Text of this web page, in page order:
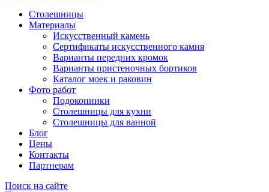
Столешницы
Материалы
Искусственный камень
Сертификаты искусственного камня
Варианты передних кромок
Варианты пристеночных бортиков
Каталог моек и раковин
Фото работ
Подоконники
Столешницы для кухни
Столешницы для ванной
Блог
Цены
Контакты
Партнерам
Поиск на сайте